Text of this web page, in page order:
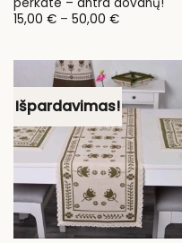
15,00 € – 50,00 €Price
50,00 €
Išpardavimas!